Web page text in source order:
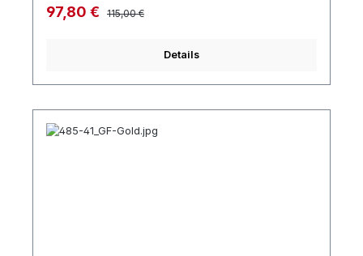
Verkaufspreis:
97,80 € Regulärer Preis:
115,00 €
Details